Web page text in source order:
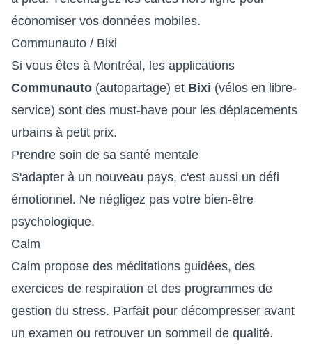
économiser vos données mobiles.
Communauto / Bixi
Si vous êtes à Montréal, les applications
Communauto (autopartage) et Bixi (vélos en libre-
service) sont des must-have pour les déplacements
urbains à petit prix.
Prendre soin de sa santé mentale
S'adapter à un nouveau pays, c'est aussi un défi
émotionnel. Ne négligez pas votre bien-être
psychologique.
Calm
Calm propose des méditations guidées, des
exercices de respiration et des programmes de
gestion du stress. Parfait pour décompresser avant
un examen ou retrouver un sommeil de qualité.